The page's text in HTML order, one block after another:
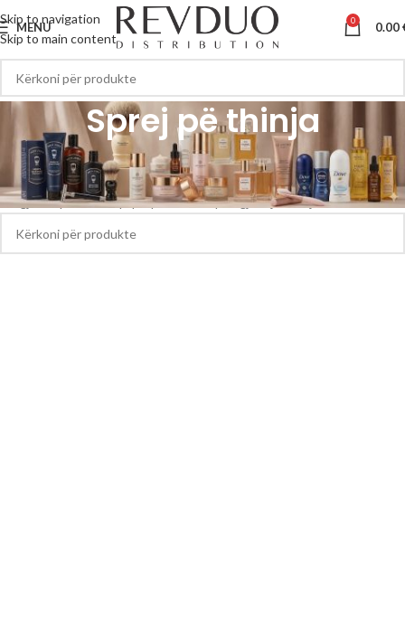
Skip to navigation
Skip to main content
MENU 0 0.00
Sprej pë thinja
Kreu Sprej pë thinja
S’u gjetën produkte që përputhen me përzgjedhjen tuaj.